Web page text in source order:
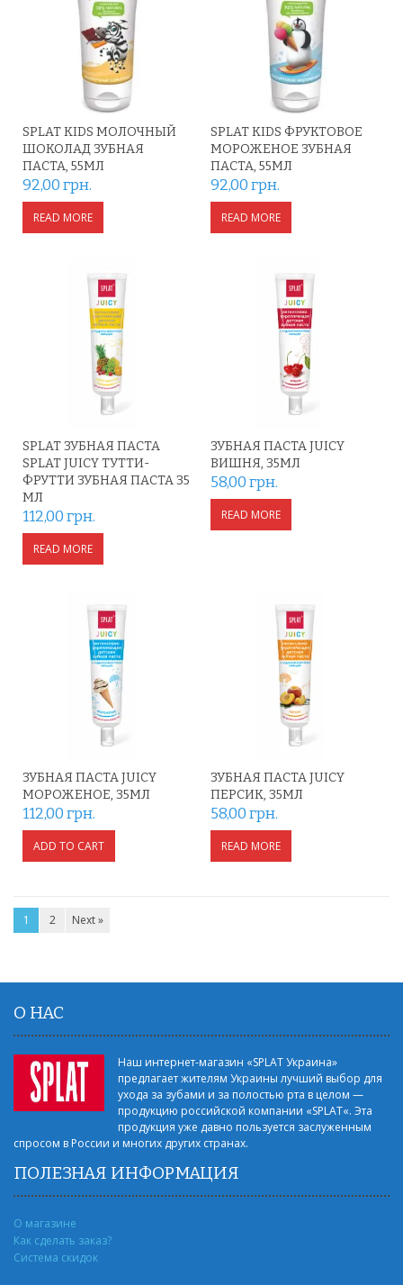
SPLAT KIDS МОЛОЧНЫЙ
ШОКОЛАД ЗУБНАЯ
ПАСТА, 55МЛ
92,00грн.
READ MORE
SPLAT KIDS ФРУКТОВОЕ
МОРОЖЕНОЕ ЗУБНАЯ
ПАСТА, 55МЛ
92,00грн.
READ MORE
SPLAT ЗУБНАЯ ПАСТА
SPLAT JUICY ТУТТИ-
ФРУТТИ ЗУБНАЯ ПАСТА 35
МЛ
112,00грн.
READ MORE
ЗУБНАЯ ПАСТА JUICY
ВИШНЯ, 35МЛ
58,00грн.
READ MORE
ЗУБНАЯ ПАСТА JUICY
МОРОЖЕНОЕ, 35МЛ
112,00грн.
ADD TO CART
ЗУБНАЯ ПАСТА JUICY
ПЕРСИК, 35МЛ
58,00грн.
READ MORE
1 2 Next »
О НАС
Наш интернет-магазин «SPLAT Украина»
предлагает жителям Украины лучший выбор для
ухода за зубами и за полостью рта в целом —
продукцию российской компании «SPLAT«. Эта
продукция уже давно пользуется заслуженным
спросом в России и многих других странах.
ПОЛЕЗНАЯ ИНФОРМАЦИЯ
О магазине
Как сделать заказ?
Система скидок